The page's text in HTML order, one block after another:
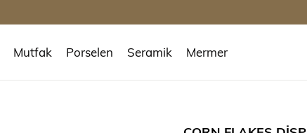
Mutfak Porselen Seramik Mermer